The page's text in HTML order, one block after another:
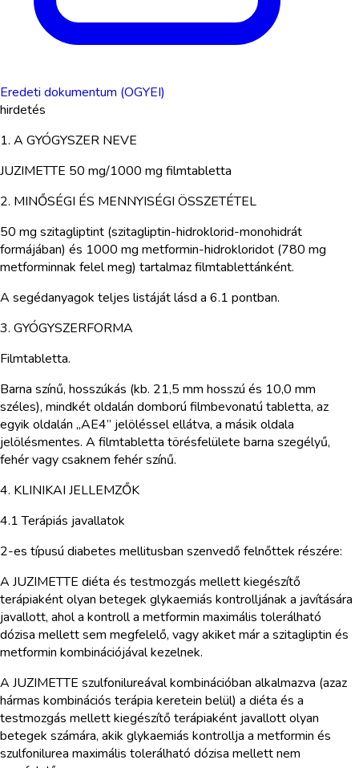
Eredeti dokumentum (OGYEI)
hirdetés
1. A GYÓGYSZER NEVE
JUZIMETTE 50 mg/1000 mg filmtabletta
2. MINŐSÉGI ÉS MENNYISÉGI ÖSSZETÉTEL
50 mg szitagliptint (szitagliptin-hidroklorid-monohidrát
formájában) és 1000 mg metformin-hidrokloridot (780 mg
metforminnak felel meg) tartalmaz filmtablettánként.
A segédanyagok teljes listáját lásd a 6.1 pontban.
3. GYÓGYSZERFORMA
Filmtabletta.
Barna színű, hosszúkás (kb. 21,5 mm hosszú és 10,0 mm
széles), mindkét oldalán domború filmbevonatú tabletta, az
egyik oldalán „AE4” jelöléssel ellátva, a másik oldala
jelölésmentes. A filmtabletta törésfelülete barna szegélyű,
fehér vagy csaknem fehér színű.
4. KLINIKAI JELLEMZŐK
4.1 Terápiás javallatok
2-es típusú diabetes mellitusban szenvedő felnőttek részére:
A JUZIMETTE diéta és testmozgás mellett kiegészítő
terápiaként olyan betegek glykaemiás kontrolljának a javítására
javallott, ahol a kontroll a metformin maximális tolerálható
dózisa mellett sem megfelelő, vagy akiket már a szitagliptin és
metformin kombinációjával kezelnek.
A JUZIMETTE szulfonilureával kombinációban alkalmazva (azaz
hármas kombinációs terápia keretein belül) a diéta és a
testmozgás mellett kiegészítő terápiaként javallott olyan
betegek számára, akik glykaemiás kontrollja a metformin és
szulfonilurea maximális tolerálható dózisa mellett nem